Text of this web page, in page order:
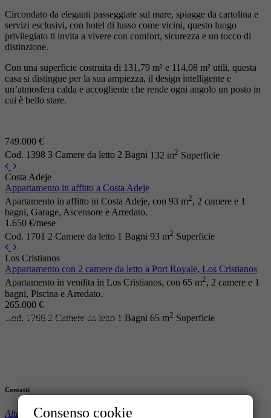
Circondato da eleganti passeggiate sul mare, spiagge da cartolina e
servizi esclusivi, con hotel di lusso come vicini, questo luogo
privilegiato ti invita a vivere con comfort, sicurezza e un tocco di
distinzione.
Con una superficie costruita di 131,79 m² e 114,08 m² utili, questa
casa si distingue per la sua ampiezza, il design intelligente e
un’atmosfera calda e accogliente che rende ogni angolo un posto in
cui è bello stare.
749.000 €
Cod. 1398 3 Camere da letto 2 Bagni 132 m2 Superficie
Costa Adeje
Appartamento in affitto a Costa Adeje
Apartamento in affitto in Costa Adeje, con 93 m2, 2 camere e 1
bagni, Garage, Ascensore e Arredato.
1.650 €/mese
Cod. 1701 2 Camere da letto 1 Bagni 93 m2 Superficie
Los Cristianos
Appartamento con 2 camere da letto a Port Royale, Los Cristianos
Apartamento in vendita in Los Cristianos, con 65 m2, 2 camere e 1
bagni, Piscina e Arredato.
265.000 €
Cod. 1766 2 Camere da letto 1 Bagni 65 m2 Superficie
Contatti
Altamar Tenerife
Consenso cookie